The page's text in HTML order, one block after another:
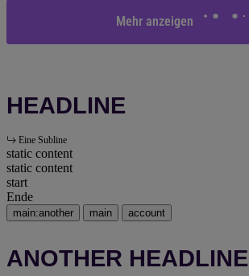
Mehr anzeigen
HEADLINE
Eine Subline
static content
static content
start
Ende
main:another main account
ANOTHER HEADLINE